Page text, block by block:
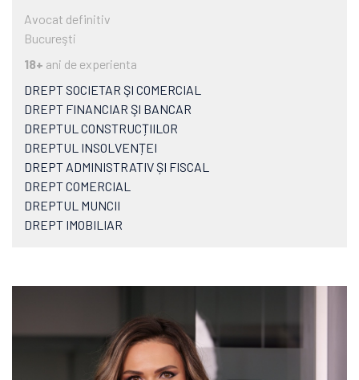
Avocat definitiv
Bucureşti
18+ ani de experienta
DREPT SOCIETAR ŞI COMERCIAL
DREPT FINANCIAR ŞI BANCAR
DREPTUL CONSTRUCȚIILOR
DREPTUL INSOLVENȚEI
DREPT ADMINISTRATIV ȘI FISCAL
DREPT COMERCIAL
DREPTUL MUNCII
DREPT IMOBILIAR